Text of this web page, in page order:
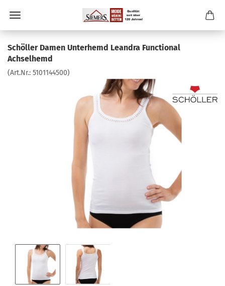
Schöller Damen Unterhemd Leandra Functional
Achselhemd
(Art.Nr.: 5101144500)